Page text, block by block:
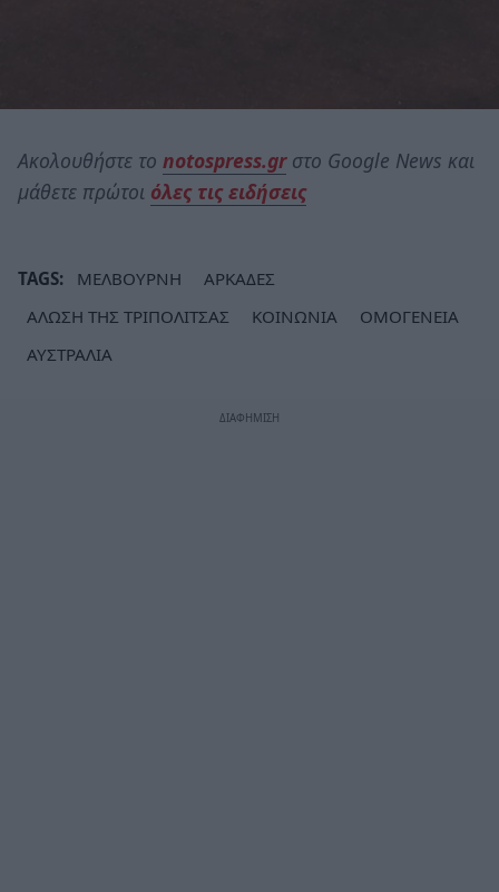
Ακολουθήστε το notospress.grστο Google News και
μάθετε πρώτοι όλες τις ειδήσεις
TAGS: ΜΕΛΒΟΥΡΝΗ
ΑΡΚΑΔΕΣ
ΑΛΩΣΗ ΤΗΣ ΤΡΙΠΟΛΙΤΣΑΣ
ΚΟΙΝΩΝΙΑ
ΟΜΟΓΕΝΕΙΑ
ΑΥΣΤΡΑΛΙΑ